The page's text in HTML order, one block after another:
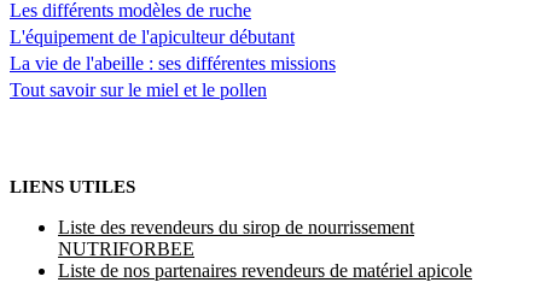
Les différents modèles de ruche
L'équipement de l'apiculteur débutant
La vie de l'abeille : ses différentes missions
Tout savoir sur le miel et le pollen
LIENS UTILES
Liste des revendeurs du sirop de nourrissement
NUTRIFORBEE
Liste de nos partenaires revendeurs de matériel apicole